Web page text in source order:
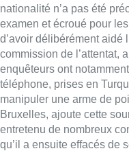
nationalité n’a pas été
examen et écroué pour
d’avoir délibérément aidé
commission de l’attentat,
enquêteurs ont
téléphone, prises en
manipuler une arme de
Bruxelles, ajoute cette
entretenu de nombreux
qu’il a ensuite effacés de